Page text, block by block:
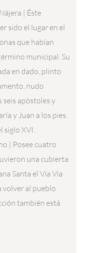
| Éste
sido el lugar en el
que habían
municipal. Su
en dado, plinto
nudo
seis apóstoles y
y Juan a los pies.
siglo XVI.
| Posee cuatro
una cubierta
Santa el Vía Vía
volver al pueblo
también está